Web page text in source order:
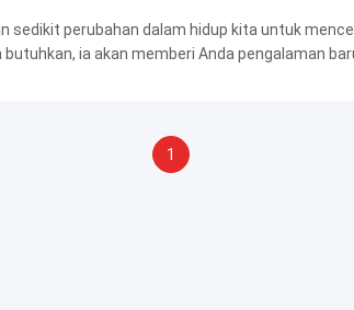
sedikit perubahan dalam hidup kita untuk
ia akan memberi Anda pengalaman
1